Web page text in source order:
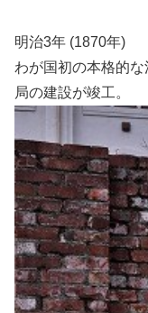
明治3年 (1870年)
わが国初の本格的
局の建設が竣工。